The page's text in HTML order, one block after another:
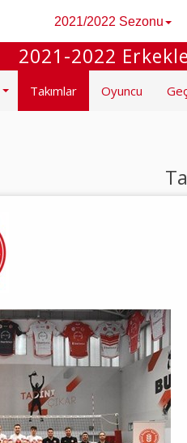
2021/2022 Sezonu
2021-2022
Takımlar Oyuncu